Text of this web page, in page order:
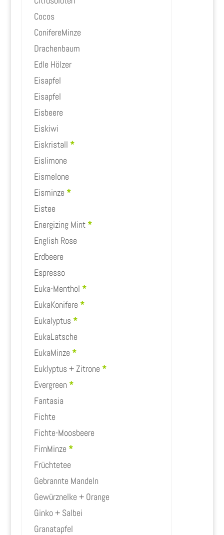
Cocos
ConifereMinze
Drachenbaum
Edle Hölzer
Eisapfel
Eisapfel
Eisbeere
Eiskiwi
Eiskristall *
Eislimone
Eismelone
Eisminze *
Eistee
Energizing Mint *
English Rose
Erdbeere
Espresso
Euka-Menthol *
EukaKonifere *
Eukalyptus *
EukaLatsche
EukaMinze *
Euklyptus + Zitrone *
Evergreen *
Fantasia
Fichte
Fichte-Moosbeere
FirnMinze *
Früchtetee
Gebrannte Mandeln
Gewürznelke + Orange
Ginko + Salbei
Granatapfel